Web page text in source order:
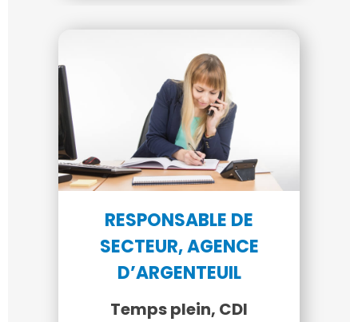
RESPONSABLE DE
SECTEUR, AGENCE
D’ARGENTEUIL
Temps plein, CDI